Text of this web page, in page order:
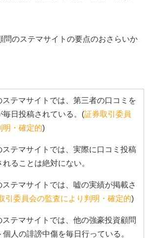
問のステマサイトの要点のおさらいか
テマサイトでは、第三者の口コミを
毎日投稿されている。(証券取引委員
明・確定的)
テマサイトでは、実際に口コミ投稿
ることは絶対にない。
テマサイトでは、嘘の実績が掲載さ
引委員会の監査により判明・確定的)
テマサイトでは、他の強豪投資顧問
人の誹謗中傷を毎日行っている。